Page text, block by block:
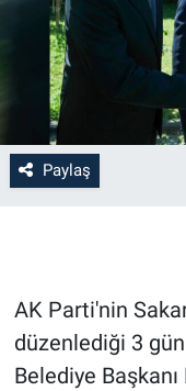
Paylaş
AK Parti'nin
düzenlediği 3
Belediye